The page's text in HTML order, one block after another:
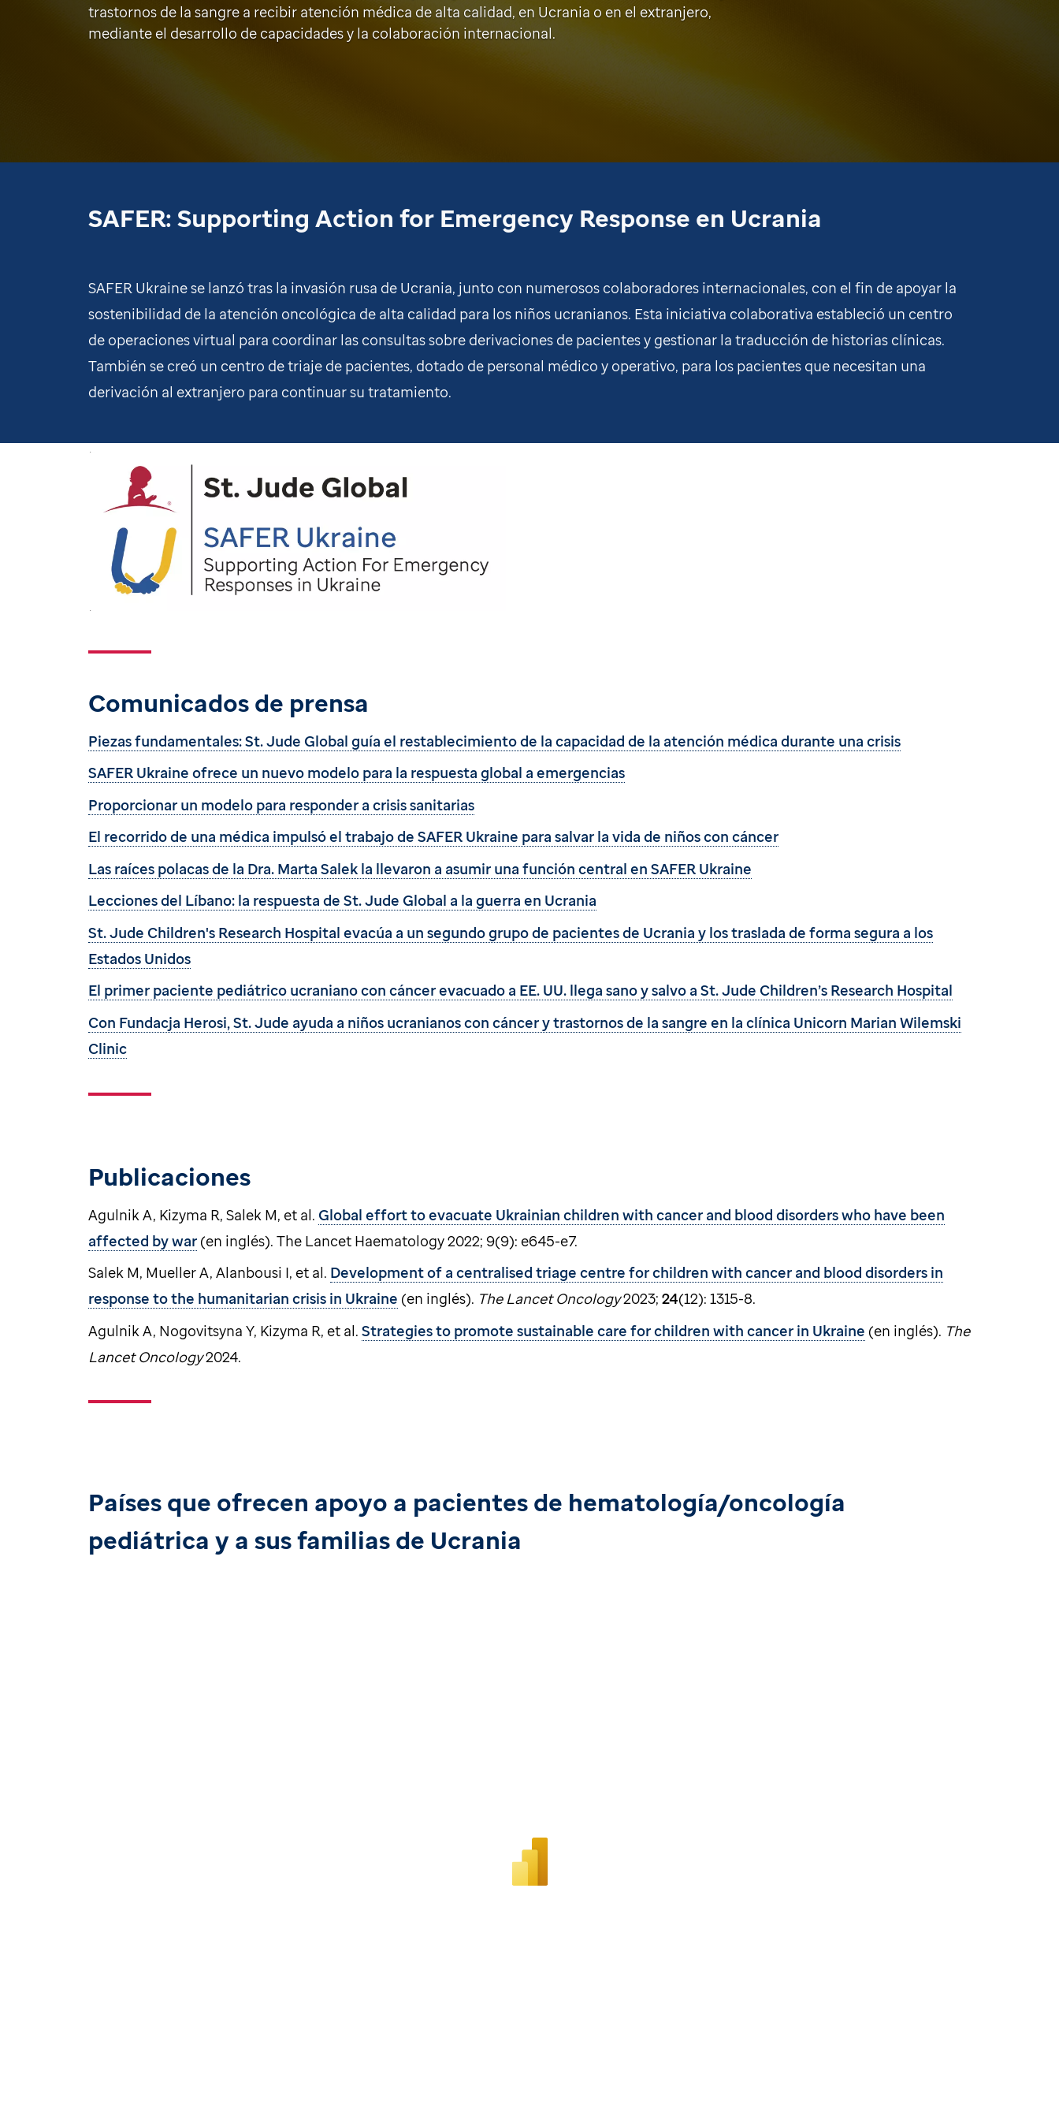
trastornos de la sangre a recibir atención médica de alta calidad, en Ucrania o en el extranjero,
mediante el desarrollo de capacidades y la colaboración internacional.
SAFER: Supporting Action for Emergency Response en Ucrania
SAFER Ukraine se lanzó tras la invasión rusa de Ucrania, junto con numerosos colaboradores internacionales, con el fin de apoyar la
sostenibilidad de la atención oncológica de alta calidad para los niños ucranianos. Esta iniciativa colaborativa estableció un centro
de operaciones virtual para coordinar las consultas sobre derivaciones de pacientes y gestionar la traducción de historias clínicas.
También se creó un centro de triaje de pacientes, dotado de personal médico y operativo, para los pacientes que necesitan una
derivación al extranjero para continuar su tratamiento.
Comunicados de prensa
Piezas fundamentales: St. Jude Global guía el restablecimiento de la capacidad de la atención médica durante una crisis
SAFER Ukraine ofrece un nuevo modelo para la respuesta global a emergencias
Proporcionar un modelo para responder a crisis sanitarias
El recorrido de una médica impulsó el trabajo de SAFER Ukraine para salvar la vida de niños con cáncer
Las raíces polacas de la Dra. Marta Salek la llevaron a asumir una función central en SAFER Ukraine
Lecciones del Líbano: la respuesta de St. Jude Global a la guerra en Ucrania
St. Jude Children's Research Hospital evacúa a un segundo grupo de pacientes de Ucrania y los traslada de forma segura a los
Estados Unidos
El primer paciente pediátrico ucraniano con cáncer evacuado a EE. UU. llega sano y salvo a St. Jude Children’s Research Hospital
Con Fundacja Herosi, St. Jude ayuda a niños ucranianos con cáncer y trastornos de la sangre en la clínica Unicorn Marian Wilemski
Clinic
Publicaciones
Agulnik A, Kizyma R, Salek M, et al. Global effort to evacuate Ukrainian children with cancer and blood disorders who have been
affected by war (en inglés). The Lancet Haematology 2022; 9(9): e645-e7.
Salek M, Mueller A, Alanbousi I, et al. Development of a centralised triage centre for children with cancer and blood disorders in
response to the humanitarian crisis in Ukraine (en inglés). The Lancet Oncology2023; 24(12): 1315-8.
Agulnik A, Nogovitsyna Y, Kizyma R, et al. Strategies to promote sustainable care for children with cancer in Ukraine (en inglés). The
Lancet Oncology2024.
Países que ofrecen apoyo a pacientes de hematología/oncología
pediátrica y a sus familias de Ucrania